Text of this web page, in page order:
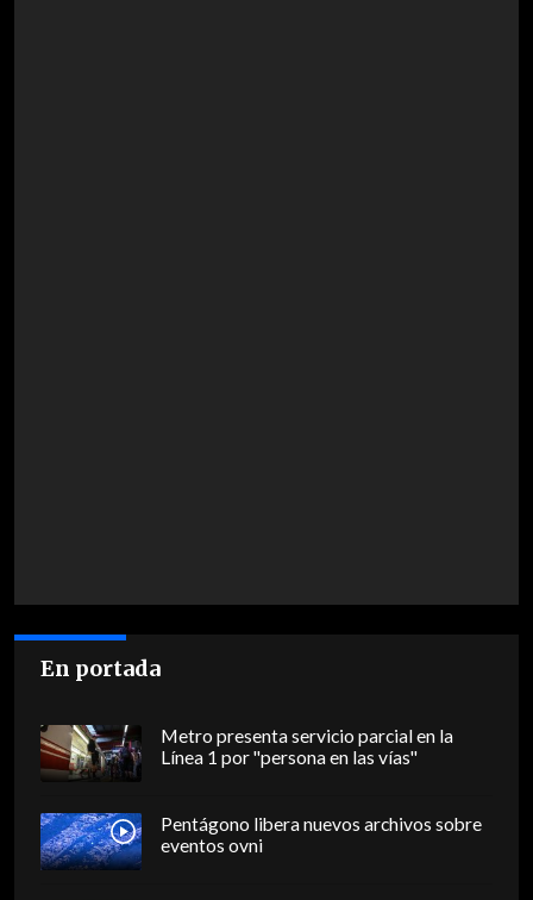
En portada
Metro presenta servicio parcial en la
Línea 1 por "persona en las vías"
Pentágono libera nuevos archivos sobre
eventos ovni